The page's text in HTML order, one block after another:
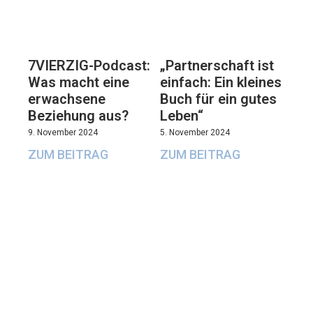
7VIERZIG-Podcast:
Was macht eine
erwachsene
Beziehung aus?
9. November 2024
ZUM BEITRAG
„Partnerschaft ist
einfach: Ein kleines
Buch für ein gutes
Leben“
5. November 2024
ZUM BEITRAG